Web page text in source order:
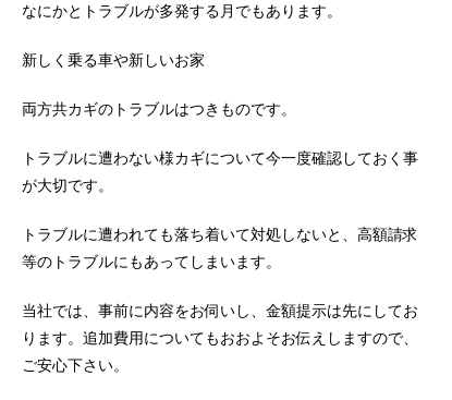
なにかとトラブルが多発する月でもあります。
新しく乗る車や新しいお家
両方共カギのトラブルはつきものです。
トラブルに遭わない様カギについて今一度確認しておく事
が大切です。
トラブルに遭われても落ち着いて対処しないと、高額請求
等のトラブルにもあってしまいます。
当社では、事前に内容をお伺いし、金額提示は先にしてお
ります。追加費用についてもおおよそお伝えしますので、
ご安心下さい。